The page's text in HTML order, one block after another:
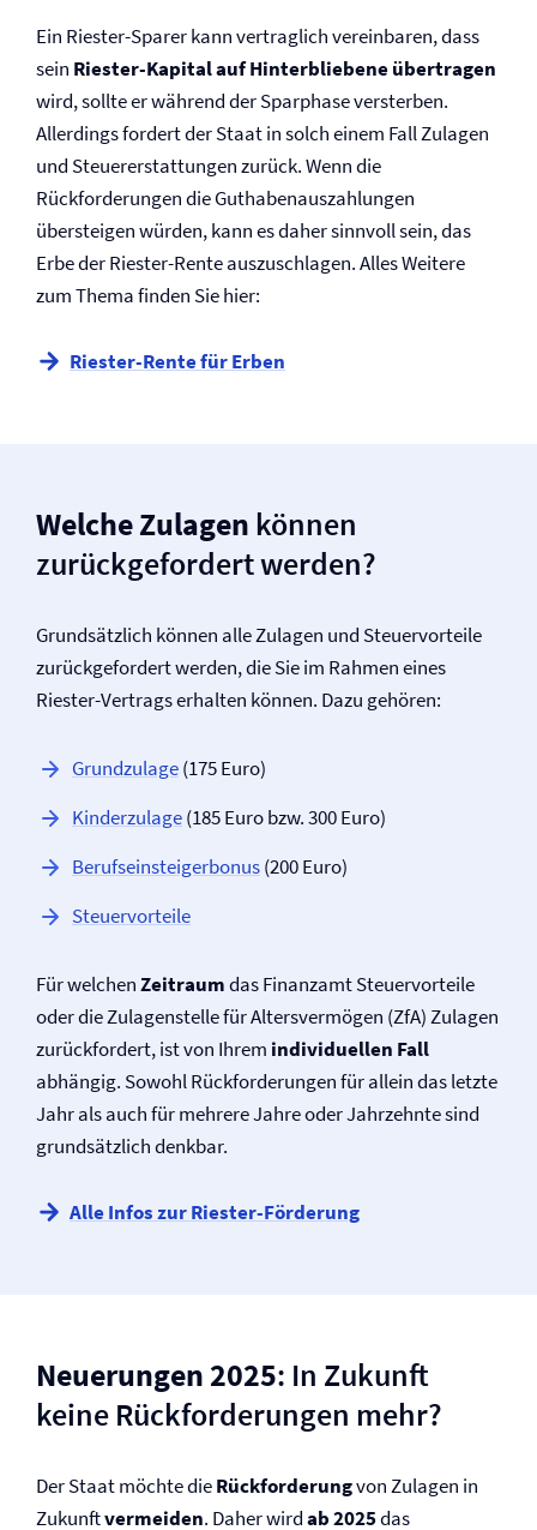
Ein Riester-Sparer kann vertraglich vereinbaren, dass
sein Riester-Kapital auf Hinterbliebene übertragen
wird, sollte er während der Sparphase versterben.
Allerdings fordert der Staat in solch einem Fall Zulagen
und Steuererstattungen zurück. Wenn die
Rückforderungen die Guthabenauszahlungen
übersteigen würden, kann es daher sinnvoll sein, das
Erbe der Riester-Rente auszuschlagen. Alles Weitere
zum Thema finden Sie hier:
Riester-Rente für Erben
Welche Zulagen können
zurückgefordert werden?
Grundsätzlich können alle Zulagen und Steuervorteile
zurückgefordert werden, die Sie im Rahmen eines
Riester-Vertrags erhalten können. Dazu gehören:
Grundzulage(175 Euro)
Kinderzulage(185 Euro bzw. 300 Euro)
Berufseinsteigerbonus(200 Euro)
Steuervorteile
Für welchenZeitraumdas Finanzamt Steuervorteile
oder die Zulagenstelle für Altersvermögen (ZfA) Zulagen
zurückfordert, ist von Ihrem individuellen Fall
abhängig. Sowohl Rückforderungen für allein das letzte
Jahr als auch für mehrere Jahre oder Jahrzehnte sind
grundsätzlich denkbar.
Alle Infos zur Riester-Förderung
Neuerungen 2025: In Zukunft
keine Rückforderungen mehr?
Der Staat möchte dieRückforderungvon Zulagen in
Zukunftvermeiden. Daher wirdab 2025das